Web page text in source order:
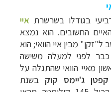
בגודלו בשרשרת איי
החשובים. הוא נמצא
ל"זקן" מבין איי הוואי; הוא
כבר לפני למעלה משישה
מאיי הוואי שהתגלה על
קפטן ג'יימס קוק בשנת